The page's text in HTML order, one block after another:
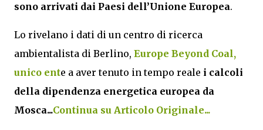
sono arrivati dai Paesi dell’Unione Europea.
Lo rivelano i dati di un centro di ricerca
ambientalista di Berlino, Europe Beyond Coal,
unico ente a aver tenuto in tempo reale i calcoli
della dipendenza energetica europea da
Mosca...Continua su Articolo Originale...